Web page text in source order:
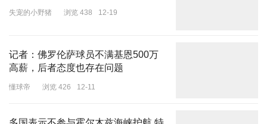
失宠的小野猪 浏览 438 12-19
记者：佛罗伦萨球员不满基恩500万
高薪，后者态度也存在问题
懂球帝 浏览 426 12-11